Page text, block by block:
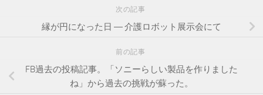
次の記事
縁が円になった日 ― 介護ロボット展示会にて
前の記事
FB過去の投稿記事。「ソニーらしい製品を作りました
ね」から過去の挑戦が蘇った。